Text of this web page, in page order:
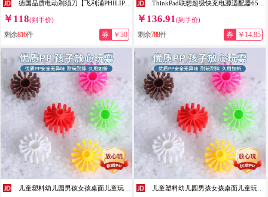
￥118(到手价)
剩余816件 券 ￥30
￥136.91(到手价)
剩余788件 券 ￥14.85